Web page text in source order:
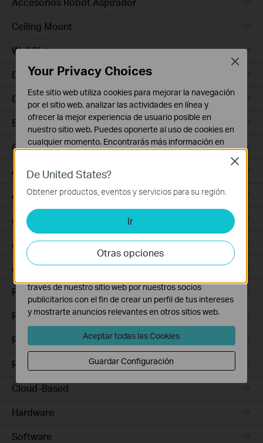
Ceiling Mount
Wall Plate
Desktop
Outdoor
Bridges
GPON
Access Plus
Aggregation
Access Max
Access
Access Pro
Routers Ethernet
Routers Wi-Fi
Routers 5G/4G
Routers Integrados
Cloud-Based
Hardware
Software
De United States?
Obtener productos, eventos y servicios para su región.
Ir
Otras opciones
Close
Your Privacy Choices
Este sitio web utiliza cookies para mejorar la navegación
por el sitio web, analizar las actividades en línea y
ofrecer la mejor experiencia de usuario posible en
nuestro sitio web. Puedes oponerte al uso de cookies en
cualquier momento. Encontrarás más información en
Cookies Básicas
Estas cookies son necesarias para el funcionamiento
del sitio web y no pueden desactivarse en tu sistema.
Cookies de Análisis y de Marketing
Las cookies de análisis nos permiten analizar tus
actividades en nuestro sitio web con el fin de mejorar y
adaptar la funcionalidad del mismo.
través de nuestro sitio web por nuestros socios
publicitarios con el fin de crear un perfil de tus intereses
y mostrarte anuncios relevantes en otros sitios web.
Aceptar todas las Cookies
Guardar Configuración
Close